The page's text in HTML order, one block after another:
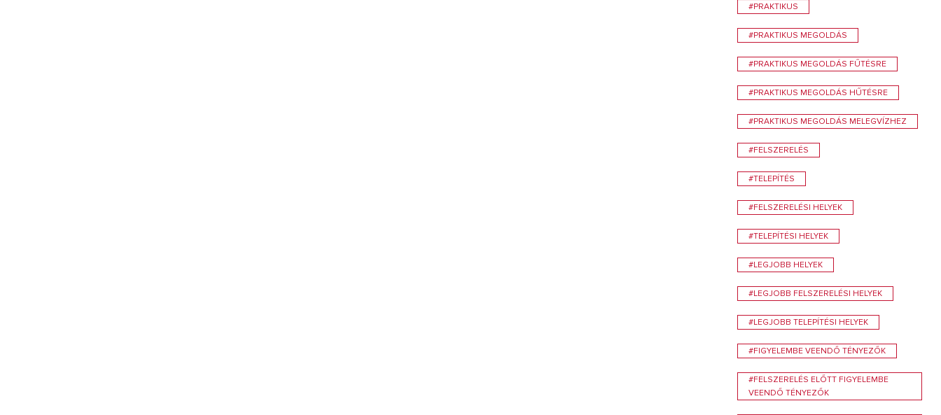
#PRAKTIKUS
#PRAKTIKUS MEGOLDÁS
#PRAKTIKUS MEGOLDÁS FŰTÉSRE
#PRAKTIKUS MEGOLDÁS HŰTÉSRE
#PRAKTIKUS MEGOLDÁS MELEGVÍZHEZ
#FELSZERELÉS
#TELEPÍTÉS
#FELSZERELÉSI HELYEK
#TELEPÍTÉSI HELYEK
#LEGJOBB HELYEK
#LEGJOBB FELSZERELÉSI HELYEK
#LEGJOBB TELEPÍTÉSI HELYEK
#FIGYELEMBE VEENDŐ TÉNYEZŐK
#FELSZERELÉS ELŐTT FIGYELEMBE
VEENDŐ TÉNYEZŐK